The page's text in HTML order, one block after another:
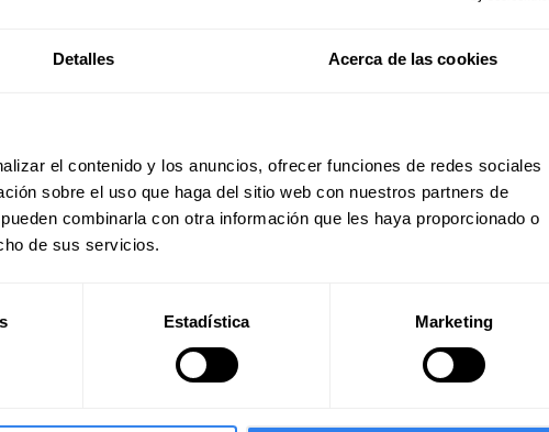
Detalles Acerca de las cookies
el contenido y los anuncios, ofrecer funciones de redes sociales
sobre el uso que haga del sitio web con nuestros partners de
combinarla con otra información que les haya proporcionado o
de sus servicios.
Estadística Marketing
Plätze
6 Weitere Informationen